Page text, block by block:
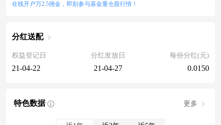
在线开户万2.5佣金，即刻参与基金重仓股行情！
分红送配
权益登记日
21-04-22
分红发放日
21-04-27
每份分红(元)
0.0150
特色数据 更多